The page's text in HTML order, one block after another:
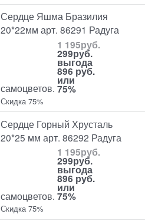
Сердце Яшма Бразилия
20*22мм арт. 86291 Радуга
самоцветов.
1 195руб.
299руб.
выгода
896 руб.
или
75%
Скидка 75%
Сердце Горный Хрусталь
20*25 мм арт. 86292 Радуга
самоцветов.
1 195руб.
299руб.
выгода
896 руб.
или
75%
Скидка 75%